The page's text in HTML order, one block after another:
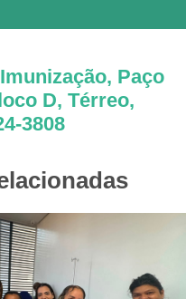
Paço
D, Térreo,
3808